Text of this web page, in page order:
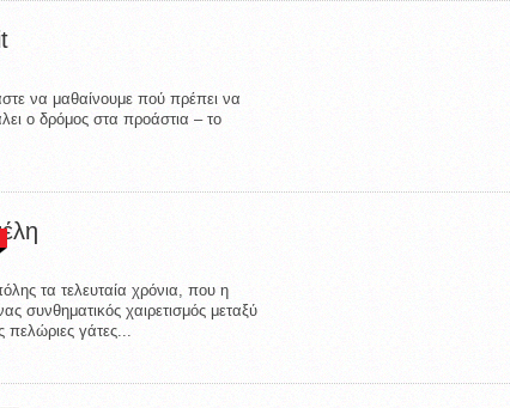
να μαθαίνουμε πού πρέπει να
ο δρόμος στα προάστια – το
τα τελευταία χρόνια, που η
συνθηματικός χαιρετισμός μεταξύ
πελώριες γάτες...